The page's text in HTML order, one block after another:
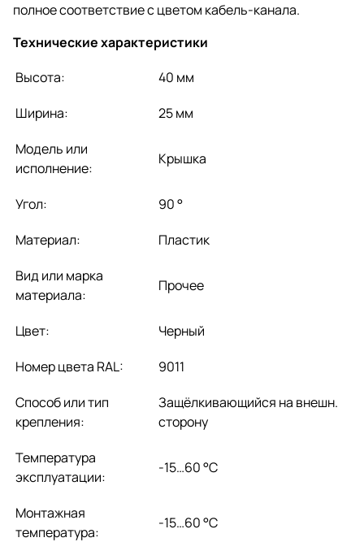
полное соответствие с цветом кабель-канала.
Технические характеристики
Высота:
40 мм
Ширина:
25 мм
Модель или
исполнение:
Крышка
Угол:
90 °
Материал:
Пластик
Вид или марка
материала:
Прочее
Цвет:
Черный
Номер цвета RAL:
9011
Способ или тип
крепления:
Защёлкивающийся на внешн.
сторону
Температура
эксплуатации:
-15…60 °C
Монтажная
температура:
-15…60 °C